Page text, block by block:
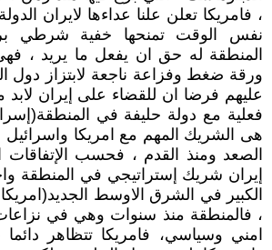
، فامريكا تعلن علنا عداءها لايران
نفس الوقت تمنحها خفية شرطي
المنطقة له حق ان يفعل ما يريد ،
ورقة ضغط وفزاعة ناجعة لابتزاز دول
عليهم فرضا ان للقضاء على إيران
فعلية مع دولة حليفة في
هى الشريك المهم مع امريكا
الصعد ومنذ القدم ، فحسب
إيران شريك إستراتيجي في المنطقة
الكبير في الشرق الاوسط
، فالمنطقة منذ سنوات وهي في
امني وسياسي، فامريكا تتظاهر